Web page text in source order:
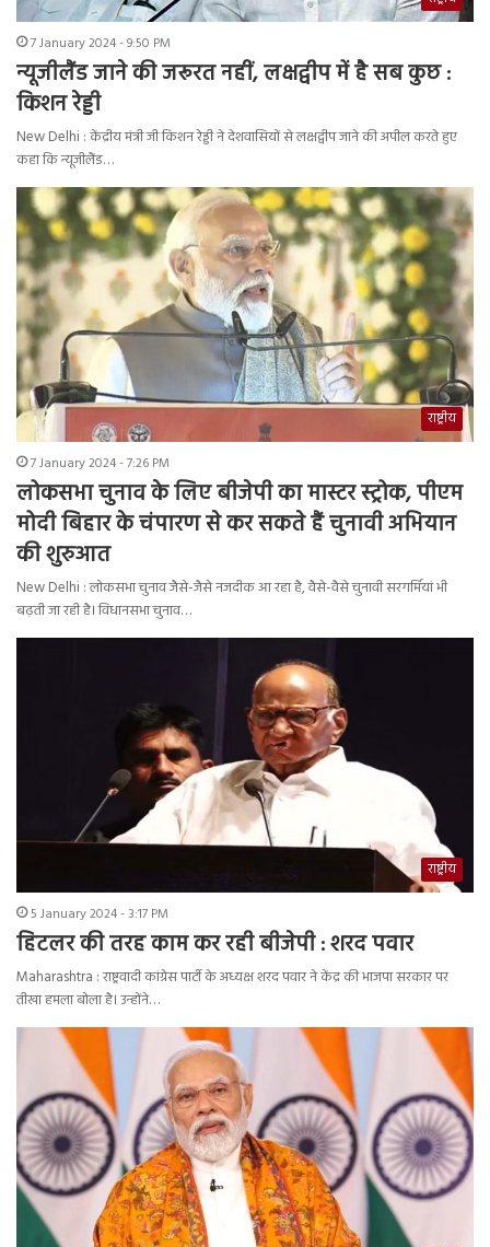
7 January 2024 - 9:50 PM
न्यूजीलैंड जाने की जरूरत नहीं, लक्षद्वीप में है सब कुछ :
किशन रेड्डी
New Delhi : केंद्रीय मंत्री जी किशन रेड्डी ने देशवासियों से लक्षद्वीप जाने की अपील करते हुए
कहा कि न्यूजीलैंड…
राष्ट्रीय
7 January 2024 - 7:26 PM
लोकसभा चुनाव के लिए बीजेपी का मास्टर स्ट्रोक, पीएम
मोदी बिहार के चंपारण से कर सकते हैं चुनावी अभियान
की शुरुआत
New Delhi : लोकसभा चुनाव जैसे-जैसे नजदीक आ रहा है, वैसे-वैसे चुनावी सरगर्मियां भी
बढ़ती जा रही है। विधानसभा चुनाव…
राष्ट्रीय
5 January 2024 - 3:17 PM
हिटलर की तरह काम कर रही बीजेपी : शरद पवार
Maharashtra : राष्ट्रवादी कांग्रेस पार्टी के अध्यक्ष शरद पवार ने केंद्र की भाजपा सरकार पर
तीखा हमला बोला है। उन्होंने…